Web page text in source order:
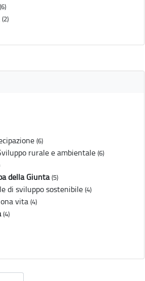
(6)
(2)
(6)
rurale e ambientale (6)
della Giunta (5)
di sviluppo sostenibile (4)
vita (4)
(4)